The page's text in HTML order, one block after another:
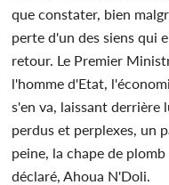
que constater, bien
perte d'un des siens qui
retour. Le Premier
l'homme d'Etat,
s'en va, laissant derrière
perdus et perplexes, un
peine, la chape de
déclaré, Ahoua N'Doli.